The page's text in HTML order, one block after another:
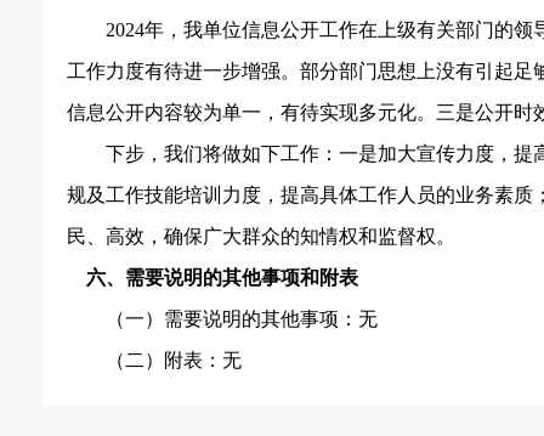
2024年，我单位信息公开工作在上级有关部门的
工作力度有待进一步增强。部分部门思想上没有引起
信息公开内容较为单一，有待实现多元化。三是公开
下步，我们将做如下工作：一是加大宣传力度，
规及工作技能培训力度，提高具体工作人员的业务素
民、高效，确保广大群众的知情权和监督权。
六、需要说明的其他事项和附表
（一）需要说明的其他事项：无
（二）附表：无